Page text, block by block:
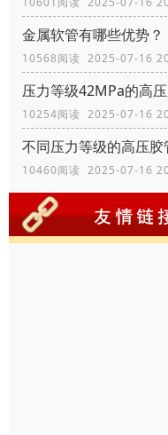
金属软管有哪些优势？
10568阅读 2025-07-16
压力等级42MPa的高
10254阅读 2025-07-16
不同压力等级的高压
10460阅读 2025-07-16